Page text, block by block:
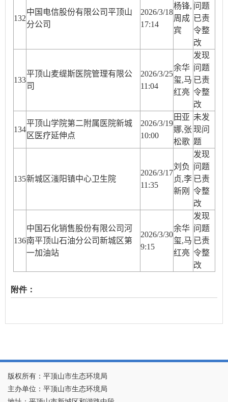
132
中国电信股份有限公司平顶山
分公司
2026/3/18
17:14
杨锋,
周成
宾
问题
已责
令整
改
133
平顶山麦缇斯医院管理有限公
司
2026/3/25
11:04
余华
玺,马
红亮
发现
问题
已责
令整
改
134
平顶山学院第二附属医院新城
区医疗延伸点
2026/3/19
10:00
田亚
娜,张
松歌
未发
现问
题
135新城区滍阳镇中心卫生院
2026/3/17
11:35
刘负
贞,李
新刚
发现
问题
已责
令整
改
136
中国石化销售股份有限公司河
南平顶山石油分公司新城区第
一加油站
2026/3/30
9:15
余华
玺,马
红亮
发现
问题
已责
令整
改
附件：
版权所有：平顶山市生态环境局
主办单位：平顶山市生态环境局